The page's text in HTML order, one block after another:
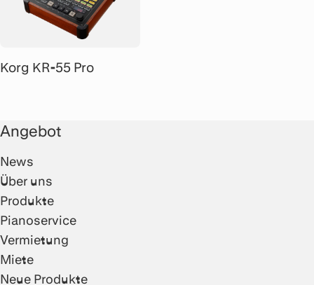
Korg KR-55 Pro
Angebot
News
Über uns
Produkte
Pianoservice
Vermietung
Miete
Neue Produkte